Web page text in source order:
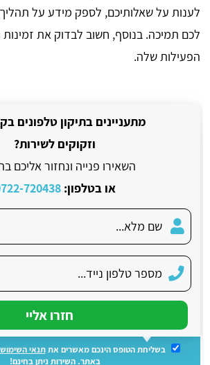
לענות על שאלותיכם, לספק מידע על תהליך
לכם תמיכה. בנוסף, חשוב לבדוק את
הפעילות שלה.
מתעניינים בתיקון טלפונים
וזקוקים לשירות?
השאירו פנייה ונחזור אליכם
או בטלפון:720438
בשליחת הטופס הינכם מאשרים אתתנאי השימוש
באתר. השירות ניתן בחינם!